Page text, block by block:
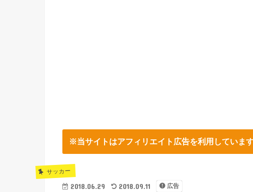
※当サイトはアフィリエイト広告を利用していま
サッカー
2018.06.29 2018.09.11 広告